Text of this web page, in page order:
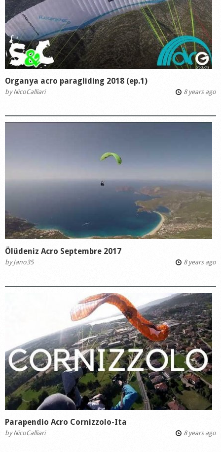
Organya acro paragliding 2018 (ep.1)
byNicoCalliari 8 years ago
Ölüdeniz Acro Septembre 2017
byJano35 8 years ago
Parapendio Acro Cornizzolo-Ita
byNicoCalliari 8 years ago